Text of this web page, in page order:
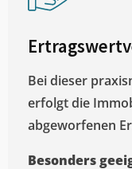
Bei dieser
erfolgt die
abgeworfenen
Besonders